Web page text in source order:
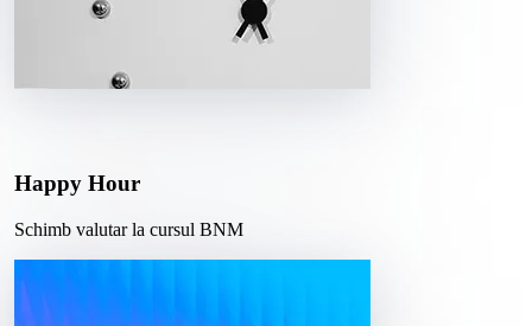
Happy Hour
Schimb valutar la cursul BNM